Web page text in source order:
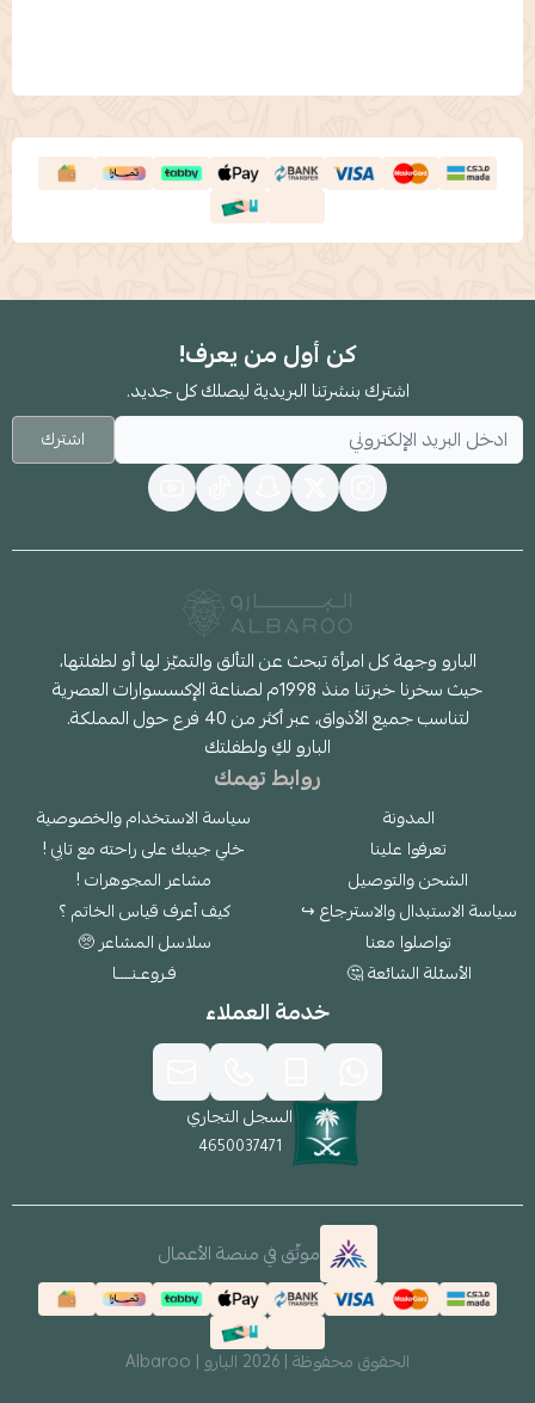
كن أول من يعرف!
اشترك بنشرتنا البريدية ليصلك كل جديد.
اشترك
البارو وجهة كل امرأة تبحث عن التألق والتميّز لها أو لطفلتها،
حيث سخرنا خبرتنا منذ 1998م لصناعة الإكسسوارات العصرية
لتناسب جميع الأذواق، عبر أكثر من 40 فرع حول المملكة.
البارو لكِ ولطفلتك
روابط تهمك
المدونة
تعرفوا علينا
الشحن والتوصيل
سياسة الاستبدال والاسترجاع ↪
تواصلوا معنا
الأسئلة الشائعة 🤔
سياسة الاستخدام والخصوصية
خلي جيبك على راحته مع تابي !
مشاعر المجوهرات !
كيف أعرف قياس الخاتم ؟
سلاسل المشاعر 🥺
فـروعـنــــا
خدمة العملاء
السجل التجاري
4650037471
موثّق في منصة الأعمال
الحقوق محفوظة | 2026 البارو | Albaroo